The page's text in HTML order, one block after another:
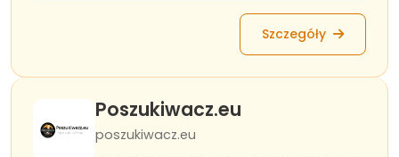
Szczegóły
Poszukiwacz.eu
poszukiwacz.eu